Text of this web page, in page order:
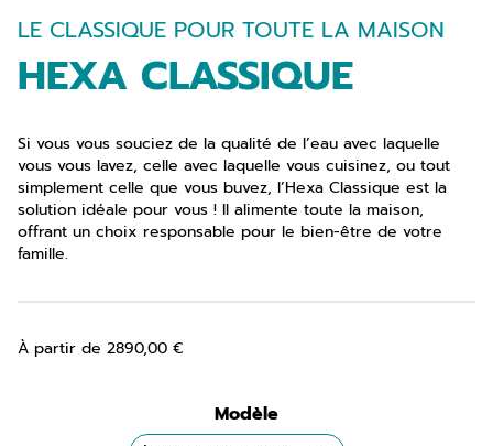
LE CLASSIQUE POUR TOUTE LA MAISON
HEXA CLASSIQUE
Si vous vous souciez de la qualité de l’eau avec laquelle
vous vous lavez, celle avec laquelle vous cuisinez, ou tout
simplement celle que vous buvez, l’Hexa Classique est la
solution idéale pour vous ! Il alimente toute la maison,
offrant un choix responsable pour le bien-être de votre
famille.
À partir de 2890,00 €
Modèle